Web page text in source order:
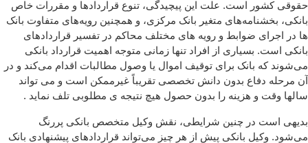
حقوقی کشور است. علت این پیچیدگی، تنوع قراردادها و مقررات خاص
بانکی، بخشنامه‌های متغیر بانک مرکزی، و همچنین رویه‌های متفاوت بانک
ها در اجرای ضوابط و رویه های مختلف محاکم در تفسیر قراردادهای
بانکی است. بسیاری از افراد تنها زمانی متوجه اهمیت قرارداد بانکی
می‌شوند که بانک برای توقیف اموال یا وصول مطالبات اقدام می‌کند و در
آن مرحله دفاع بدون دانش تخصصی تقریباً غیرممکن است و می تواند
سالها وقت و هزینه را بدون حصول هیچ نتیجه ی مطلوبی تلف نماید .
بدیهی است در چنین شرایطی، نقش وکیل متخصص بانکی پررنگ
می‌شود. وکیل بانکی پیش از هر چیز می‌تواند قراردادهای پیشنهادی بانک